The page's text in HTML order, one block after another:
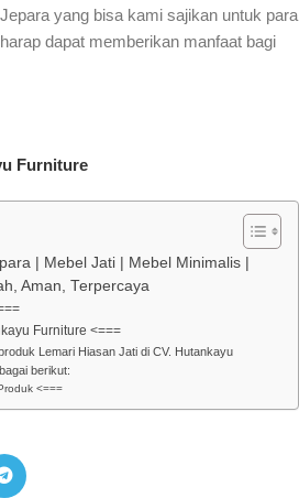
yang bisa kami sajikan untuk para
dapat memberikan manfaat bagi
Furniture
| Mebel Jati | Mebel Minimalis |
Aman, Terpercaya
Furniture <===
Lemari Hiasan Jati di CV. Hutankayu
berikut:
<===